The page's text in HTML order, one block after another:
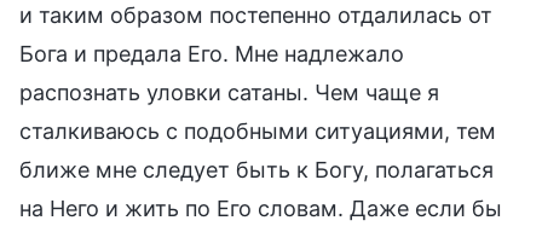
и таким образом постепенно отдалилась от
Бога и предала Его. Мне надлежало
распознать уловки сатаны. Чем чаще я
сталкиваюсь с подобными ситуациями, тем
ближе мне следует быть к Богу, полагаться
на Него и жить по Его словам. Даже если бы